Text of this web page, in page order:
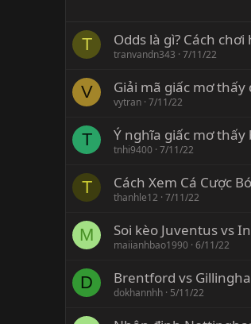
T Odds là gì? Cách
tranvandn343 7/11/22
V Giải mã giấc mơ
vytran 7/11/22
T Ý nghĩa giấc mơ thấy
tnhi9400 7/11/22
T Cách Xem Cá Cược
thanhle12 7/11/22
M Soi kèo Juventus vs
maiianhbao1990 6/11/22
D Brentford vs
dokhannhh 5/11/22